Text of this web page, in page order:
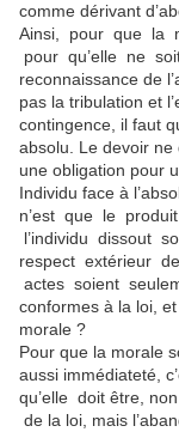
comme dérivant
Ainsi, pour que la
pour qu’elle ne
reconnaissance de
pas la tribulation et
contingence, il faut
absolu. Le devoir
une obligation pour
Individu face à
n’est que le
l’individu dissout
respect extérieur
actes soient
conformes à la loi, et
morale ?
Pour que la morale
aussi immédiateté,
qu’elle doit être,
de la loi, mais